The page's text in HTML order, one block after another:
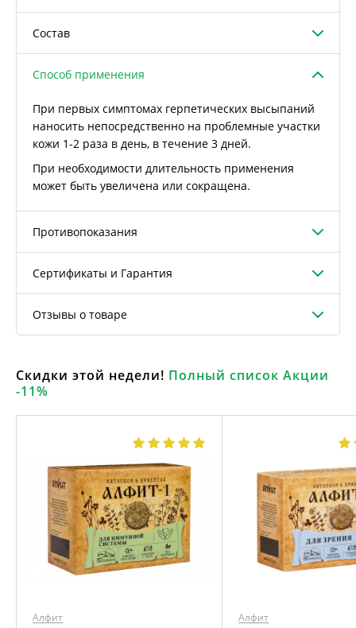
Состав
Способ применения
При первых симптомах герпетических высыпаний
наносить непосредственно на проблемные участки
кожи 1-2 раза в день, в течение 3 дней.
При необходимости длительность применения
может быть увеличена или сокращена.
Противопоказания
Сертификаты и Гарантия
Отзывы о товаре
Скидки этой недели! Полный список Акции
-11%
Алфит Алфит